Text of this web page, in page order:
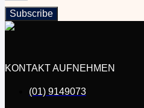
Subscribe
KONTAKT AUFNEHMEN
(01) 9149073